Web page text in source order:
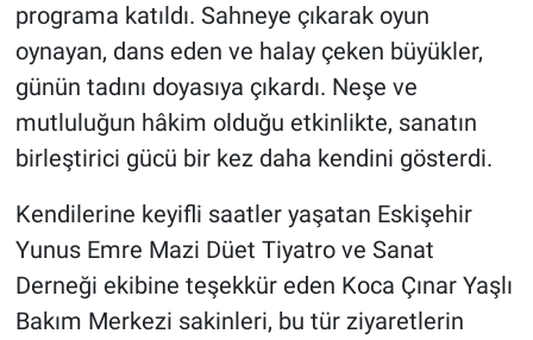
programa katıldı. Sahneye çıkarak oyun
oynayan, dans eden ve halay çeken büyükler,
günün tadını doyasıya çıkardı. Neşe ve
mutluluğun hâkim olduğu etkinlikte, sanatın
birleştirici gücü bir kez daha kendini gösterdi.
Kendilerine keyifli saatler yaşatan Eskişehir
Yunus Emre Mazi Düet Tiyatro ve Sanat
Derneği ekibine teşekkür eden Koca Çınar Yaşlı
Bakım Merkezi sakinleri, bu tür ziyaretlerin